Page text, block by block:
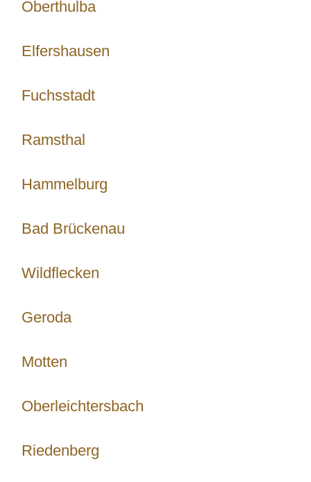
Oberthulba
Elfershausen
Fuchsstadt
Ramsthal
Hammelburg
Bad Brückenau
Wildflecken
Geroda
Motten
Oberleichtersbach
Riedenberg